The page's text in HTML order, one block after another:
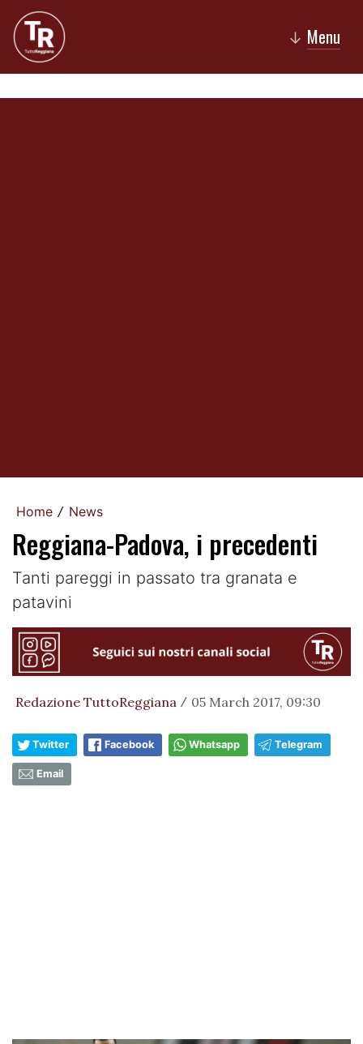
↓ Menu
Home / News
Reggiana-Padova, i precedenti
Tanti pareggi in passato tra granata e
patavini
Redazione TuttoReggiana / 05 March 2017, 09:30
Twitter Facebook Whatsapp Telegram
Email